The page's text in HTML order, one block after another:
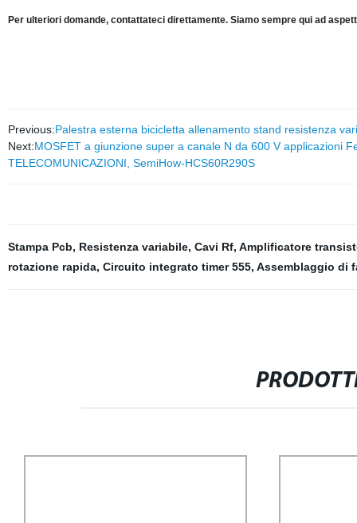
Per ulteriori domande, contattateci direttamente. Siamo sempre qui ad
Previous:Palestra esterna bicicletta allenamento stand resistenza
Next:MOSFET a giunzione super a canale N da 600 V applicazioni
TELECOMUNICAZIONI, SemiHow-HCS60R290S
Stampa Pcb, Resistenza variabile, Cavi Rf, Amplificatore
rotazione rapida, Circuito integrato timer 555, Assemblaggio di